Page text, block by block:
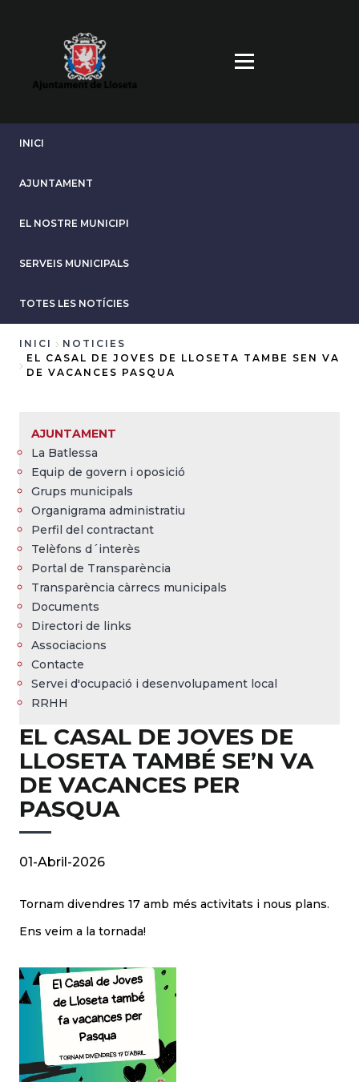
INICI
AJUNTAMENT
EL NOSTRE MUNICIPI
SERVEIS MUNICIPALS
TOTES LES NOTÍCIES
Fil
INICI
NOTICIES
EL CASAL DE JOVES DE LLOSETA TAMBE SEN VA
DE VACANCES PASQUA
AJUNTAMENT
La Batlessa
Equip de govern i oposició
Grups municipals
Organigrama administratiu
Perfil del contractant
Telèfons d´interès
Portal de Transparència
Transparència càrrecs municipals
Documents
Directori de links
Associacions
Contacte
Servei d'ocupació i desenvolupament local
RRHH
EL CASAL DE JOVES DE
LLOSETA TAMBÉ SE’N VA
DE VACANCES PER
PASQUA
01-Abril-2026
Tornam divendres 17 amb més activitats i nous plans.
Ens veim a la tornada!